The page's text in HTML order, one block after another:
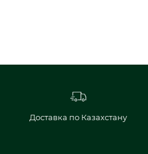
Доставка по Казахстану